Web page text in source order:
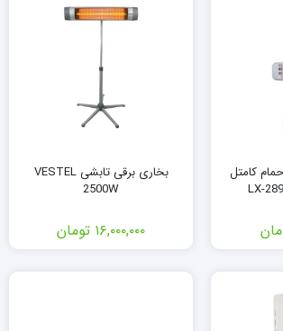
کامتل
بخاری برقی تابشی VESTEL
2500W
۱۶,۰۰۰,۰۰۰ تومان